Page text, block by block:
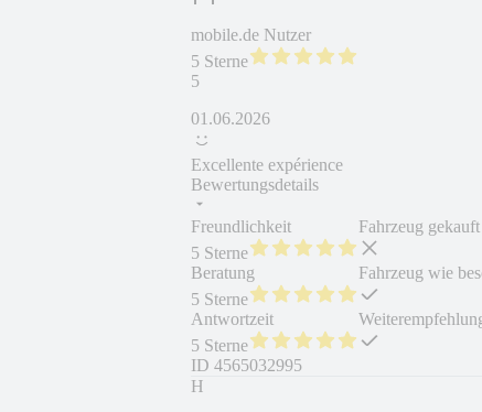
mobile.de Nutzer
5 Sterne
5
01.06.2026
Excellente expérience
Bewertungsdetails
Freundlichkeit
5 Sterne
Beratung
5 Sterne
Antwortzeit
5 Sterne
Fahrzeug gekauft
Fahrzeug wie
ID 4565032995
H